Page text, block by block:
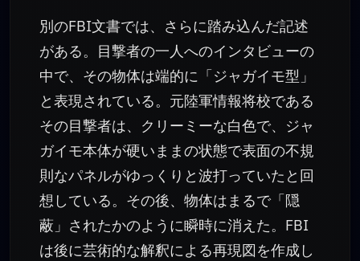
別のFBI文書では、さらに踏み込んだ記述
がある。目撃者の一人へのインタビューの
中で、その物体は端的に「ジャガイモ型」
と表現されている。元陸軍情報将校である
その目撃者は、クリーミーな白色で、ジャ
ガイモ本体が硬いままの状態で表面の不規
則なパネルがゆっくりと波打っていたと回
想している。その後、物体はまるで「隠
蔽」されたかのように瞬時に消えた。FBI
は後に芸術的な解釈による再現図を作成し